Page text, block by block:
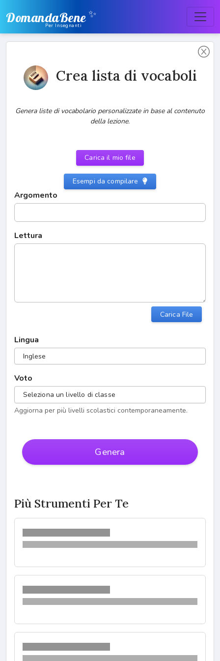
DomandaBene ✨
Per Insegnanti
Crea lista di vocaboli
Genera liste di vocabolario personalizzate in base al contenuto
della lezione.
Carica il mio file
Esempi da compilare
Argomento
Lettura
Carica File
Lingua
Inglese
Voto
Seleziona un livello di classe
Aggiorna per più livelli scolastici contemporaneamente.
Genera
Più Strumenti Per Te